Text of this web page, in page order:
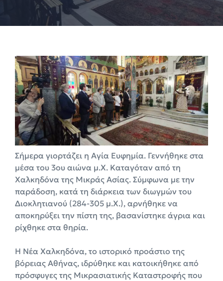
Σήμερα γιορτάζει η Αγία Ευφημία. Γεννήθηκε στα
μέσα του 3ου αιώνα μ.Χ. Καταγόταν από τη
Χαλκηδόνα της Μικράς Ασίας. Σύμφωνα με την
παράδοση, κατά τη διάρκεια των διωγμών του
Διοκλητιανού (284-305 μ.Χ.), αρνήθηκε να
αποκηρύξει την πίστη της, βασανίστηκε άγρια και
ρίχθηκε στα θηρία.
Η Νέα Χαλκηδόνα, το ιστορικό προάστιο της
βόρειας Αθήνας, ιδρύθηκε και κατοικήθηκε από
πρόσφυγες της Μικρασιατικής Καταστροφής που